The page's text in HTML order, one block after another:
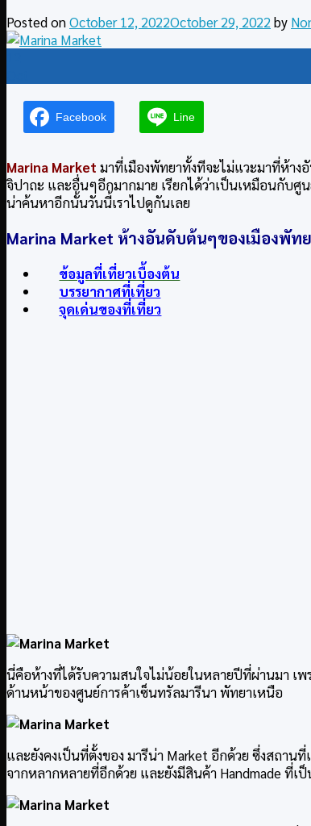
Posted onOctober 12, 2022October 29, 2022 by
Facebook Line
Marina Market มาที่เมืองพัทยาทั้งทีจะไม่แวะมาที่ห้าง
จิปาถะ และอื่นๆอีกมากมาย เรียกได้ว่าเป็นเหมือนกับศู
น่าค้นหาอีกนั้นวันนี้เราไปดูกันเลย
Marina Market ห้างอันดับต้นๆของเมืองพัท
ข้อมูลที่เที่ยวเบื้องต้น
บรรยากาศที่เที่ยว
จุดเด่นของที่เที่ยว
นี่คือห้างที่ได้รับความสนใจไม่น้อยในหลายปีที่ผ่านมา เ
ด้านหน้าของศูนย์การค้าเซ็นทรัลมารีนา พัทยาเหนือ
และยังคงเป็นที่ตั้งของ มารีน่า Market อีกด้วย ซึ่งสถา
จากหลากหลายที่อีกด้วย และยังมีสินค้า Handmade ที่